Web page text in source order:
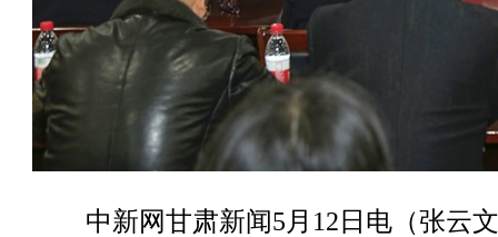
中新网甘肃新闻5月12日电（张云